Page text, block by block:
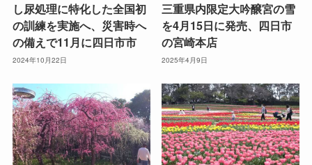
し尿処理に特化した全国初
の訓練を実施へ、災害時へ
の備えで11月に四日市市
2024年10月22日
三重県内限定大吟醸宮の雪
を4月15日に発売、四日市
の宮崎本店
2025年4月9日